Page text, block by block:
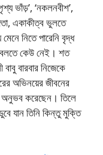
ভাঁড়’, ‘নকলনবীশ’,
একাকীত্ব ভুলতে
নিতে পারেনি বৃদ্ধ
বলতে কেউ নেই। শত
বারবার নিজেকে
অভিনয়ের জীবনের
অনুভব করেছেন। তিলে
যান তিনি কিন্তু মুক্তি